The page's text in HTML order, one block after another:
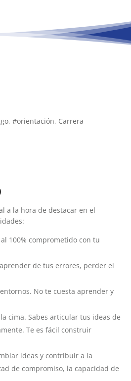
#orientación Carrera
a la hora de destacar en el
100% comprometido con tu
de tus errores, perder el
No te cuesta aprender y
cima. Sabes articular tus ideas de
Te es fácil construir
ideas y contribuir a la
de compromiso, la capacidad de